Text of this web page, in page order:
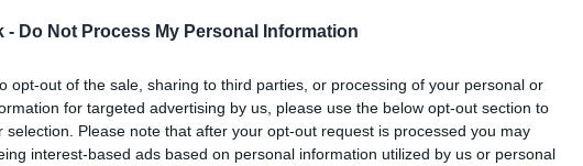
- Do Not Process My Personal Information
opt-out of the sale, sharing to third parties, or processing of your personal or
for targeted advertising by us, please use the below opt-out section to
selection. Please note that after your opt-out request is processed you may
interest-based ads based on personal information utilized by us or personal
Internacional de Argentina seguirían disputándola dos
del Trofeo de Campeones y el primero –o el segundo, si
doblete– de la tabla general de la temporada.